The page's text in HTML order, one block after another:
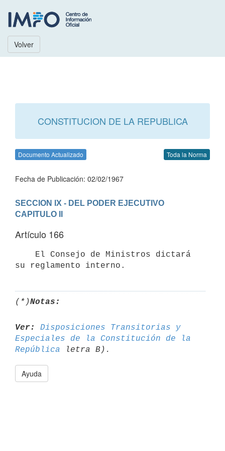
Volver
CONSTITUCION DE LA REPUBLICA
Documento Actualizado Toda la Norma
Fecha de Publicación: 02/02/1967
SECCION IX - DEL PODER EJECUTIVO
CAPITULO II
Artículo 166
(*)Notas:
Ver:
Disposiciones Transitorias y
Especiales de la Constitución de la
República
Ayuda